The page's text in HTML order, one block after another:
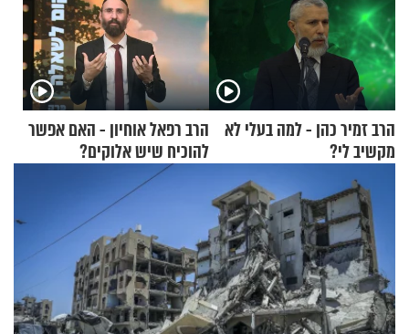
הרב זמיר כהן - למה בעלי לא
מקשיב לי?
הרב רפאל אוחיון - האם אפשר
להוכיח שיש אלוקים?